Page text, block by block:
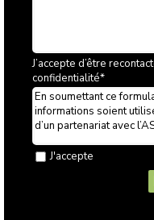
J’accepte d’être
confidentialité*
En soumettant ce
informations soient
d’un partenariat avec
J'accepte